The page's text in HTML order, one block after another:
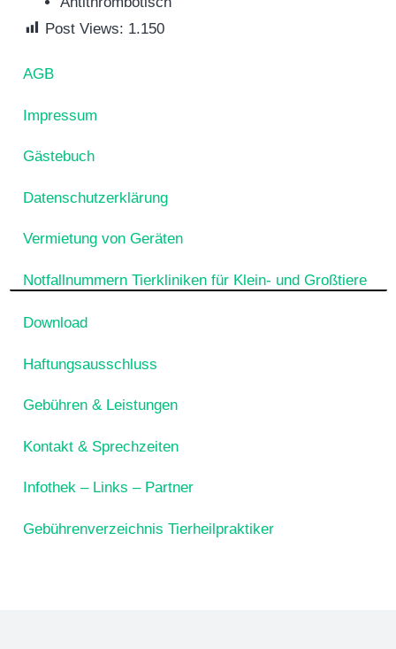
Post Views: 1.150
AGB
Impressum
Gästebuch
Datenschutzerklärung
Vermietung von Geräten
Notfallnummern Tierkliniken für Klein- und Großtiere
Download
Haftungsausschluss
Gebühren & Leistungen
Kontakt & Sprechzeiten
Infothek – Links – Partner
Gebührenverzeichnis Tierheilpraktiker